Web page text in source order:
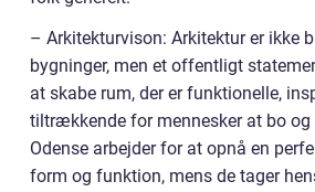
– Arkitekturvison: Arkitektur er ikke
bygninger, men et offentligt
at skabe rum, der er funktionelle,
tiltrækkende for mennesker at bo og
Odense arbejder for at opnå en
form og funktion, mens de tager